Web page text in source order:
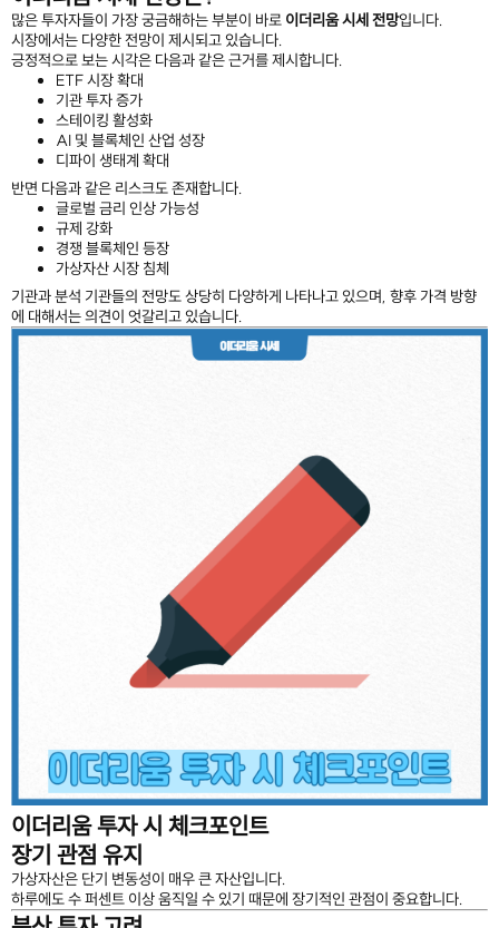
많은 투자자들이 가장 궁금해하는 부분이 바로 이더리움 시세 전망입니다.
시장에서는 다양한 전망이 제시되고 있습니다.
긍정적으로 보는 시각은 다음과 같은 근거를 제시합니다.
ETF 시장 확대
기관 투자 증가
스테이킹 활성화
AI 및 블록체인 산업 성장
디파이 생태계 확대
반면 다음과 같은 리스크도 존재합니다.
글로벌 금리 인상 가능성
규제 강화
경쟁 블록체인 등장
가상자산 시장 침체
기관과 분석 기관들의 전망도 상당히 다양하게 나타나고 있으며, 향후 가격 방향
에 대해서는 의견이 엇갈리고 있습니다.
이더리움 투자 시 체크포인트
장기 관점 유지
가상자산은 단기 변동성이 매우 큰 자산입니다.
하루에도 수 퍼센트 이상 움직일 수 있기 때문에 장기적인 관점이 중요합니다.